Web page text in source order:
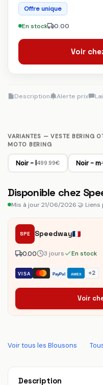
Offre unique
En stock 0.00
Voir
Description Alerte prix
VARIANTES — VESTE BERING
MOTO BERING
Noir - l499.99€ Noir - m
Disponible chez
Mis à jour 21/06/2026🤝
SPE Speedway
VISA PayPal AMEX +2
0.00 3 jours En stock
Voir
Voir tous les Blousons ·
Description